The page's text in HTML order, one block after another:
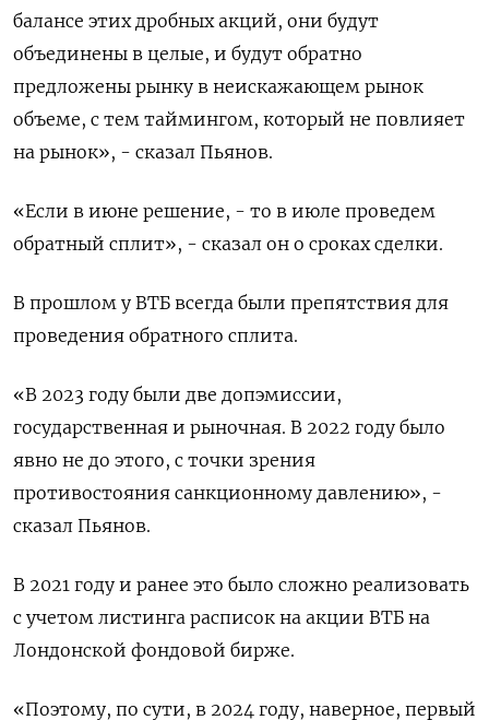
балансе этих дробных акций, они будут
объединены в целые, и будут обратно
предложены рынку в неискажающем рынок
объеме, с тем таймингом, который не повлияет
на рынок», - сказал Пьянов.
«Если в июне решение, - то в июле проведем
обратный сплит», - сказал он о сроках сделки.
В прошлом у ВТБ всегда были препятствия для
проведения обратного сплита.
«В 2023 году были две допэмиссии,
государственная и рыночная. В 2022 году было
явно не до этого, с точки зрения
противостояния санкционному давлению», -
сказал Пьянов.
В 2021 году и ранее это было сложно реализовать
с учетом листинга расписок на акции ВТБ на
Лондонской фондовой бирже.
«Поэтому, по сути, в 2024 году, наверное, первый